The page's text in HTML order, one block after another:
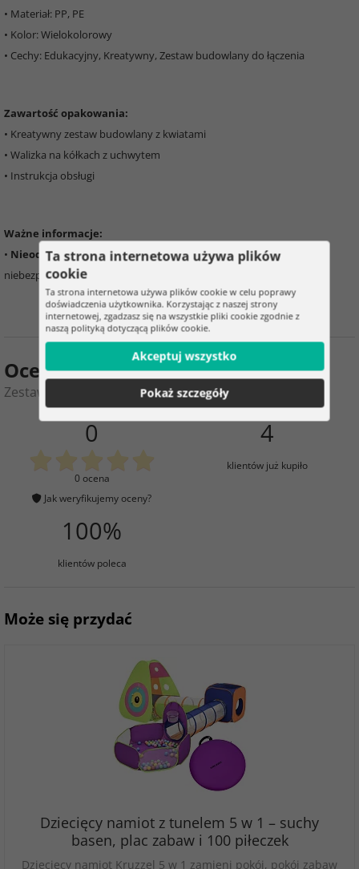
• Materiał: PP, PE
• Kolor: Wielokolorowy
• Cechy: Edukacyjny, Kreatywny, Zestaw budowlany do łączenia
Zawartość opakowania:
• Kreatywny zestaw budowlany z kwiatami
• Walizka na kółkach z uchwytem
• Instrukcja obsługi
Ważne informacje:
• Nieodpowiednie dla dzieci poniżej 3 roku życia– małe części,
niebezpieczeństwo uduszenia
Ocena produktu
Zestaw kreatywny – zestaw 3D kwiatów
0
0 ocena
Jak weryfikujemy oceny?
4
klientów już kupiło
100%
klientów poleca
Może się przydać
Dziecięcy namiot z tunelem 5 w 1 – suchy
basen, plac zabaw i 100 piłeczek
Dziecięcy namiot Kruzzel 5 w 1 zamieni pokój, pokój zabaw
Ta strona internetowa używa plików
cookie
Ta strona internetowa używa plików cookie w celu poprawy
doświadczenia użytkownika. Korzystając z naszej strony
internetowej, zgadzasz się na wszystkie pliki cookie zgodnie z
naszą polityką dotyczącą plików cookie.
Akceptuj wszystko
Pokaż szczegóły